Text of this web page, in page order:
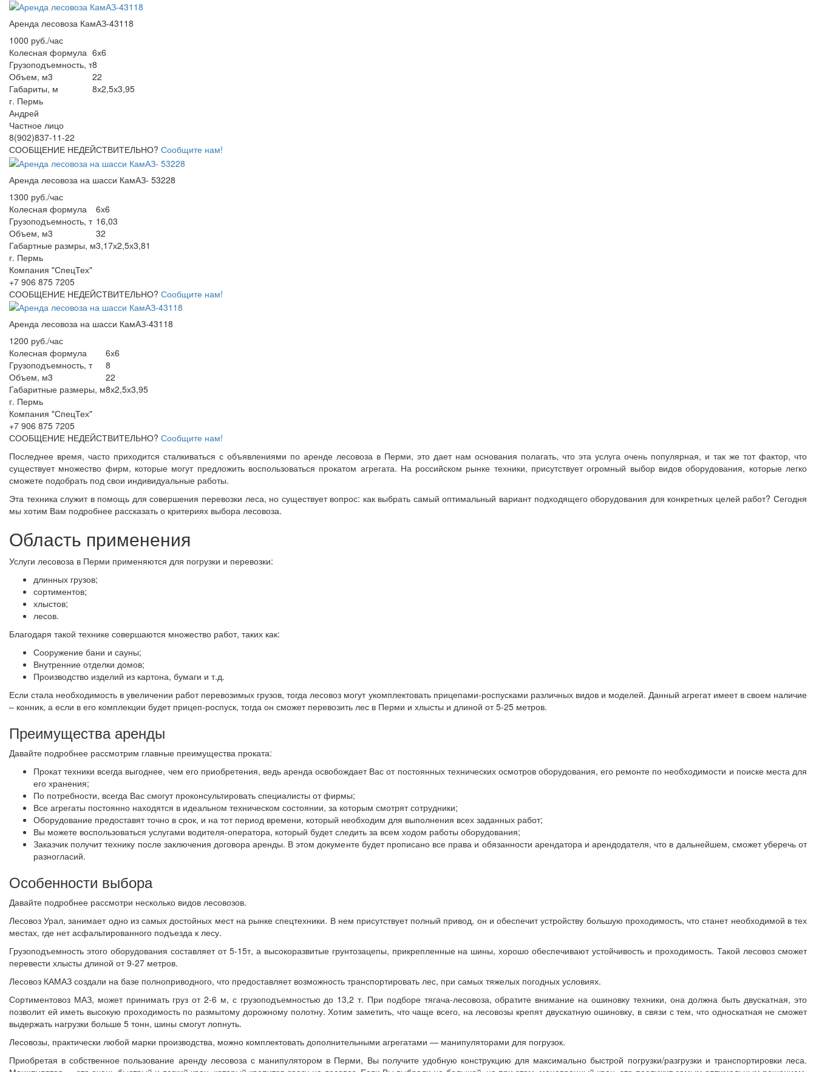
Аренда лесовоза КамАЗ-43118
1000 руб./час
Колесная формула 6х6
Грузоподъемность, т8
Объем, м3
22
Габариты, м
8х2,5х3,95
г. Пермь
Андрей
Частное лицо
8(902)837-11-22
СООБЩЕНИЕ НЕДЕЙСТВИТЕЛЬНО? Сообщите нам!
Аренда лесовоза на шасси КамАЗ- 53228
1300 руб./час
Колесная формула
6х6
Грузоподъемность, т 16,03
Объем, м3
32
Габартные размры, м3,17х2,5х3,81
г. Пермь
Компания "СпецТех"
+7 906 875 7205
СООБЩЕНИЕ НЕДЕЙСТВИТЕЛЬНО? Сообщите нам!
Аренда лесовоза на шасси КамАЗ-43118
1200 руб./час
Колесная формула
6х6
Грузоподъемность, т
8
Объем, м3
22
Габаритные размеры, м8х2,5х3,95
г. Пермь
Компания "СпецТех"
+7 906 875 7205
СООБЩЕНИЕ НЕДЕЙСТВИТЕЛЬНО? Сообщите нам!
Последнее время, часто приходится сталкиваться с объявлениями по аренде лесовоза в Перми, это дает нам основания полагать, что эта услуга очень популярная, и так же тот фактор, что
существует множество фирм, которые могут предложить воспользоваться прокатом агрегата. На российском рынке техники, присутствует огромный выбор видов оборудования, которые легко
сможете подобрать под свои индивидуальные работы.
Эта техника служит в помощь для совершения перевозки леса, но существует вопрос: как выбрать самый оптимальный вариант подходящего оборудования для конкретных целей работ? Сегодня
мы хотим Вам подробнее рассказать о критериях выбора лесовоза.
Область применения
Услуги лесовоза в Перми применяются для погрузки и перевозки:
длинных грузов;
сортиментов;
хлыстов;
лесов.
Благодаря такой технике совершаются множество работ, таких как:
Сооружение бани и сауны;
Внутренние отделки домов;
Производство изделий из картона, бумаги и т.д.
Если стала необходимость в увеличении работ перевозимых грузов, тогда лесовоз могут укомплектовать прицепами-роспусками различных видов и моделей. Данный агрегат имеет в своем наличие
– конник, а если в его комплекции будет прицеп-роспуск, тогда он сможет перевозить лес в Перми и хлысты и длиной от 5-25 метров.
Преимущества аренды
Давайте подробнее рассмотрим главные преимущества проката:
Прокат техники всегда выгоднее, чем его приобретения, ведь аренда освобождает Вас от постоянных технических осмотров оборудования, его ремонте по необходимости и поиске места для
его хранения;
По потребности, всегда Вас смогут проконсультировать специалисты от фирмы;
Все агрегаты постоянно находятся в идеальном техническом состоянии, за которым смотрят сотрудники;
Оборудование предоставят точно в срок, и на тот период времени, который необходим для выполнения всех заданных работ;
Вы можете воспользоваться услугами водителя-оператора, который будет следить за всем ходом работы оборудования;
Заказчик получит технику после заключения договора аренды. В этом документе будет прописано все права и обязанности арендатора и арендодателя, что в дальнейшем, сможет уберечь от
разногласий.
Особенности выбора
Давайте подробнее рассмотри несколько видов лесовозов.
Лесовоз Урал, занимает одно из самых достойных мест на рынке спецтехники. В нем присутствует полный привод, он и обеспечит устройству большую проходимость, что станет необходимой в тех
местах, где нет асфальтированного подъезда к лесу.
Грузоподъемность этого оборудования составляет от 5-15т, а высокоразвитые грунтозацепы, прикрепленные на шины, хорошо обеспечивают устойчивость и проходимость. Такой лесовоз сможет
перевести хлысты длиной от 9-27 метров.
Лесовоз КАМАЗ создали на базе полноприводного, что предоставляет возможность транспортировать лес, при самых тяжелых погодных условиях.
Сортиментовоз МАЗ, может принимать груз от 2-6 м, с грузоподъемностью до 13,2 т. При подборе тягача-лесовоза, обратите внимание на ошиновку техники, она должна быть двускатная, это
позволит ей иметь высокую проходимость по размытому дорожному полотну. Хотим заметить, что чаще всего, на лесовозы крепят двускатную ошиновку, в связи с тем, что односкатная не сможет
выдержать нагрузки больше 5 тонн, шины смогут лопнуть.
Лесовозы, практически любой марки производства, можно комплектовать дополнительными агрегатами — манипуляторами для погрузок.
Приобретая в собственное пользование аренду лесовоза с манипулятором в Перми, Вы получите удобную конструкцию для максимально быстрой погрузки/разгрузки и транспортировки леса.